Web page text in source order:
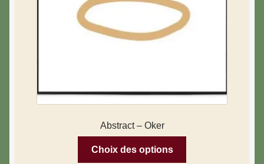
Abstract – Oker
Choix des options